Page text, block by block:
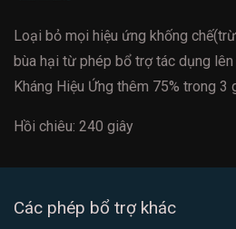
Loại bỏ mọi hiệu ứng khống
bùa hại từ phép bổ trợ tác dụng
Kháng Hiệu Ứng thêm 75% trong 3
Hồi chiêu: 240 giây
Các phép bổ trợ khác